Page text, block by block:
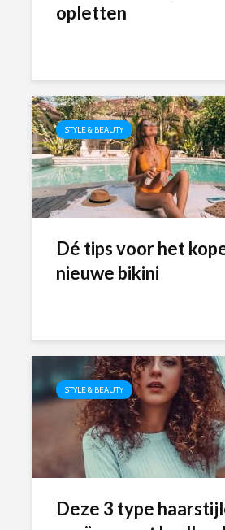
opletten
STYLE & BEAUTY
Dé tips voor het
nieuwe bikini
STYLE & BEAUTY
Deze 3 type